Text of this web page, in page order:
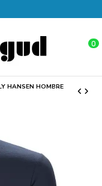
0
HANSEN HOMBRE